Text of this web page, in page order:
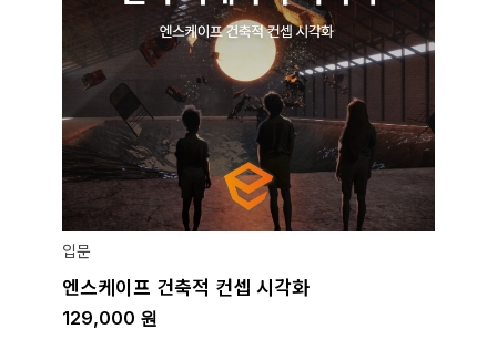
입문
엔스케이프 건축적 컨셉 시각화
129,000 원